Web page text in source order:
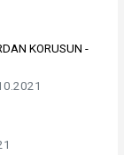
KORUSUN -